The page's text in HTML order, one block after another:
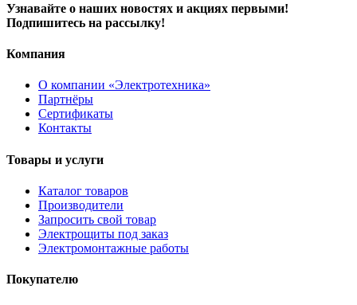
Узнавайте о наших новостях и акциях первыми!
Подпишитесь на рассылку!
Компания
О компании «Электротехника»
Партнёры
Сертификаты
Контакты
Товары и услуги
Каталог товаров
Производители
Запросить свой товар
Электрощиты под заказ
Электромонтажные работы
Покупателю